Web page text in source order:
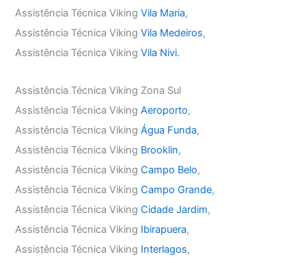
Assistência Técnica VikingVila Maria,
Assistência Técnica VikingVila Medeiros,
Assistência Técnica VikingVila Nivi.
Assistência Técnica Viking Zona Sul
Assistência Técnica VikingAeroporto,
Assistência Técnica VikingÁgua Funda,
Assistência Técnica Viking Brooklin,
Assistência Técnica VikingCampo Belo,
Assistência Técnica VikingCampo Grande,
Assistência Técnica VikingCidade Jardim,
Assistência Técnica Viking Ibirapuera,
Assistência Técnica Viking Interlagos,